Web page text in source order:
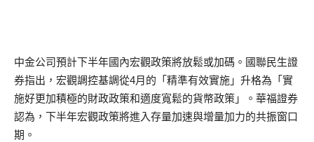
中金公司預計下半年國內宏觀政策將放鬆或加碼。國聯民生證
券指出，宏觀調控基調從4月的「精準有效實施」升格為「實
施好更加積極的財政政策和適度寬鬆的貨幣政策」。華福證券
認為，下半年宏觀政策將進入存量加速與增量加力的共振窗口
期。